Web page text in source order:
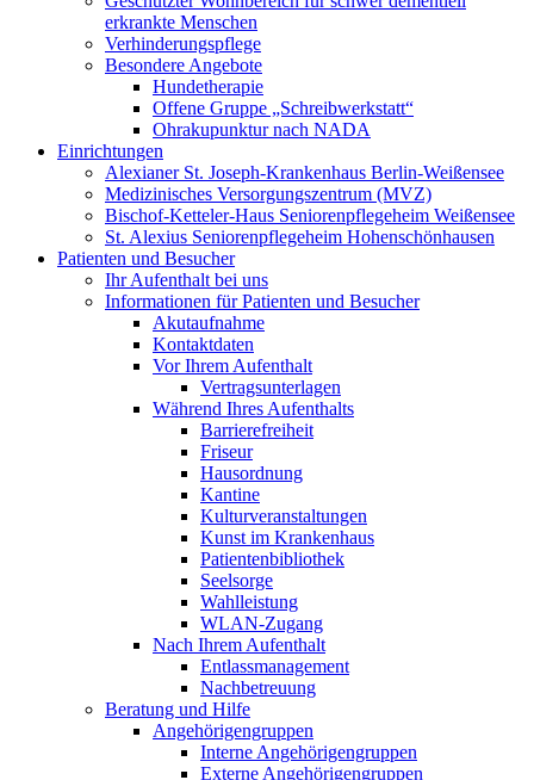
erkrankte Menschen
Verhinderungspflege
Besondere Angebote
Hundetherapie
Offene Gruppe „Schreibwerkstatt“
Ohrakupunktur nach NADA
Einrichtungen
Alexianer St. Joseph-Krankenhaus Berlin-Weißensee
Medizinisches Versorgungszentrum (MVZ)
Bischof-Ketteler-Haus Seniorenpflegeheim Weißensee
St. Alexius Seniorenpflegeheim Hohenschönhausen
Patienten und Besucher
Ihr Aufenthalt bei uns
Informationen für Patienten und Besucher
Akutaufnahme
Kontaktdaten
Vor Ihrem Aufenthalt
Vertragsunterlagen
Während Ihres Aufenthalts
Barrierefreiheit
Friseur
Hausordnung
Kantine
Kulturveranstaltungen
Kunst im Krankenhaus
Patientenbibliothek
Seelsorge
Wahlleistung
WLAN-Zugang
Nach Ihrem Aufenthalt
Entlassmanagement
Nachbetreuung
Beratung und Hilfe
Angehörigengruppen
Interne Angehörigengruppen
Externe Angehörigengruppen